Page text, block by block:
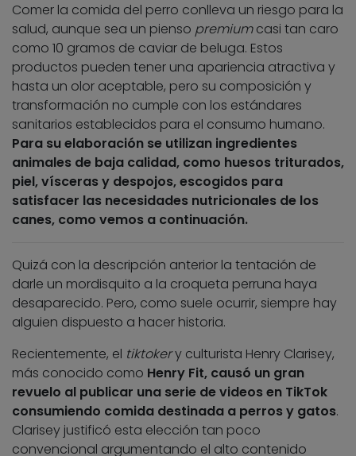
Comer la comida del perro conlleva un riesgo para la
salud, aunque sea un pienso premiumcasi tan caro
como 10 gramos de caviar de beluga. Estos
productos pueden tener una apariencia atractiva y
hasta un olor aceptable, pero su composición y
transformación no cumple con los estándares
sanitarios establecidos para el consumo humano.
Para su elaboración se utilizan ingredientes
animales de baja calidad, como huesos triturados,
piel, vísceras y despojos, escogidos para
satisfacer las necesidades nutricionales de los
canes, como vemos a continuación.
Quizá con la descripción anterior la tentación de
darle un mordisquito a la croqueta perruna haya
desaparecido. Pero, como suele ocurrir, siempre hay
alguien dispuesto a hacer historia.
Recientemente, el tiktokery culturista Henry Clarisey,
más conocido como Henry Fit, causó un gran
revuelo al publicar una serie de videos en TikTok
consumiendo comida destinada a perros y gatos.
Clarisey justificó esta elección tan poco
convencional argumentando el alto contenido